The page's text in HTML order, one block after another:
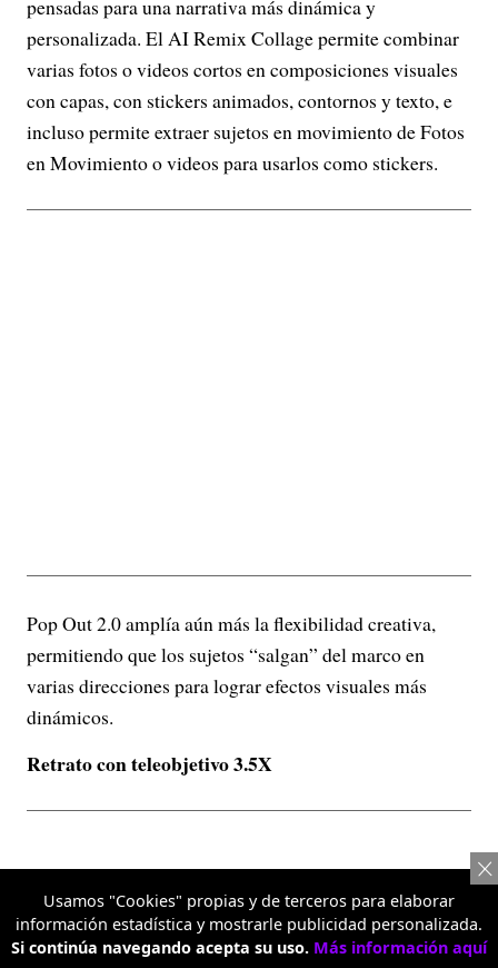
pensadas para una narrativa más dinámica y
personalizada. El AI Remix Collage permite combinar
varias fotos o videos cortos en composiciones visuales
con capas, con stickers animados, contornos y texto, e
incluso permite extraer sujetos en movimiento de Fotos
en Movimiento o videos para usarlos como stickers.
Pop Out 2.0 amplía aún más la flexibilidad creativa,
permitiendo que los sujetos “salgan” del marco en
varias direcciones para lograr efectos visuales más
dinámicos.
Retrato con teleobjetivo 3.5X
Usamos "Cookies" propias y de terceros para elaborar
información estadística y mostrarle publicidad personalizada.
Si continúa navegando acepta su uso. Más información aquí